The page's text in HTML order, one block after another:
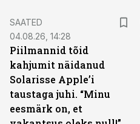
SAATED
04.08.26, 14:28
Piilmannid tõid
kahjumit näidanud
Solarisse Apple’i
taustaga juhi. “Minu
eesmärk on, et